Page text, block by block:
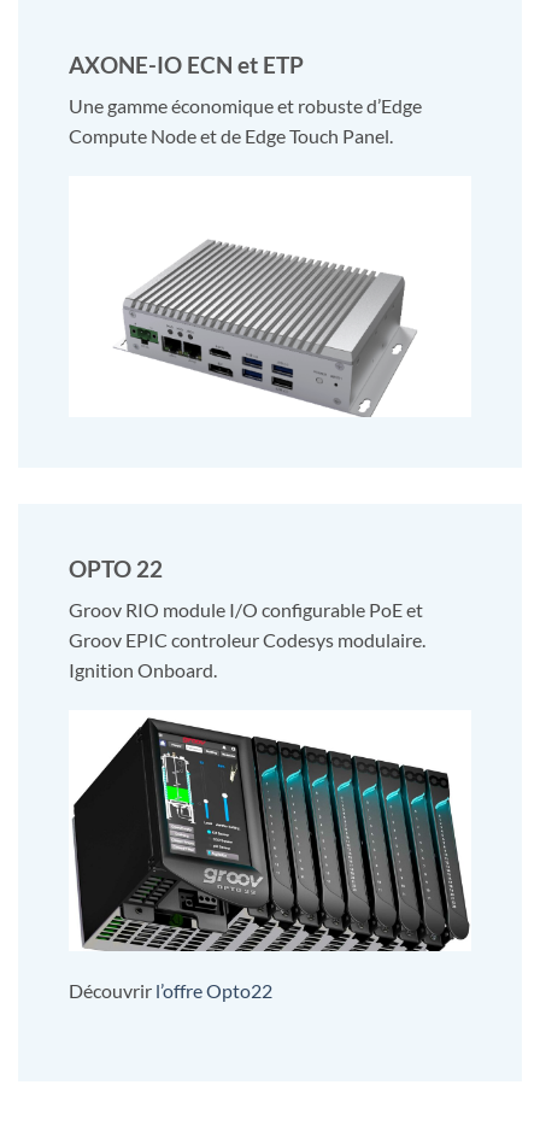
AXONE-IO ECN et ETP
Une gamme économique et robuste d’Edge
Compute Node et de Edge Touch Panel.
OPTO 22
Groov RIO module I/O configurable PoE et
Groov EPIC controleur Codesys modulaire.
Ignition Onboard.
Découvrir l’offre Opto22